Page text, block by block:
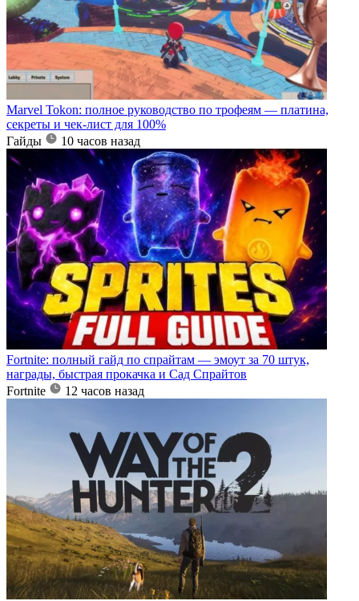
Marvel Tokon: полное руководство по трофеям — платина,
секреты и чек-лист для 100%
Гайды
10 часов назад
Fortnite: полный гайд по спрайтам — эмоут за 70 штук,
награды, быстрая прокачка и Сад Спрайтов
Fortnite
12 часов назад